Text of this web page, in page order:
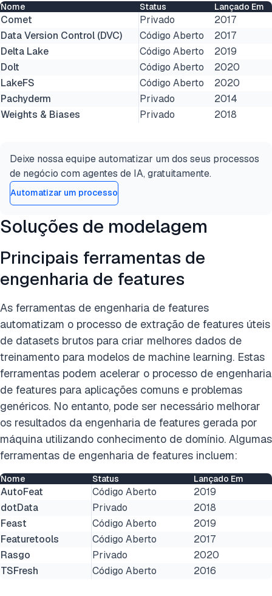
Nome Status Lançado Em
Comet Privado
2017
Data Version Control (DVC)
Código Aberto
2017
Delta Lake
Código Aberto
2019
Dolt
Código Aberto
2020
LakeFS
Código Aberto
2020
Pachyderm
Privado
2014
Weights & Biases
Privado 2018
Deixe nossa equipe automatizar um dos seus processos
de negócio com agentes de IA, gratuitamente.
Automatizar um processo
Soluções de modelagem
Principais ferramentas de
engenharia de features
As ferramentas de engenharia de features
automatizam o processo de extração de features úteis
de datasets brutos para criar melhores dados de
treinamento para modelos de machine learning. Estas
ferramentas podem acelerar o processo de engenharia
de features para aplicações comuns e problemas
genéricos. No entanto, pode ser necessário melhorar
os resultados da engenharia de features gerada por
máquina utilizando conhecimento de domínio. Algumas
ferramentas de engenharia de features incluem:
Nome Status Lançado Em
AutoFeat Código Aberto
2019
dotData
Privado
2018
Feast
Código Aberto
2019
Featuretools
Código Aberto
2017
Rasgo
Privado
2020
TSFresh
Código Aberto 2016